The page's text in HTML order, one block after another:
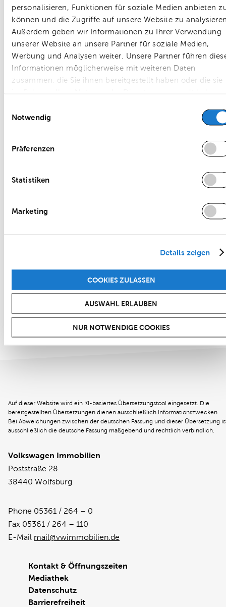
personalisieren, Funktionen für soziale Medien anbieten
können und die Zugriffe auf unsere Website zu
Außerdem geben wir Informationen zu Ihrer Verwendung
unserer Website an unsere Partner für soziale Medien,
Werbung und Analysen weiter. Unsere Partner führen
Informationen möglicherweise mit weiteren Daten
zusammen, die Sie ihnen bereitgestellt haben oder die sie
Notwendig
Präferenzen
Statistiken
Marketing
Details zeigen
COOKIES ZULASSEN
AUSWAHL ERLAUBEN
NUR NOTWENDIGE COOKIES
Sie hier.
Ihr Ansprechpartner
Bei Fragen zu diesem Thema wenden Sie sich bitte
Auf dieser Website wird ein KI-basiertes Übersetzungstool eingesetzt. Die
bereitgestellten Übersetzungen dienen ausschließlich Informationszwecken.
Bei Abweichungen zwischen der deutschen Fassung und dieser Übersetzung
ausschließlich die deutsche Fassung maßgebend und rechtlich verbindlich.
Volkswagen Immobilien
Poststraße 28
38440 Wolfsburg
Phone 05361 / 264 – 0
Fax 05361 / 264 – 110
E-Mail mail@vwimmobilien.de
Kontakt & Öffnungszeiten
Mediathek
Datenschutz
Barrierefreiheit